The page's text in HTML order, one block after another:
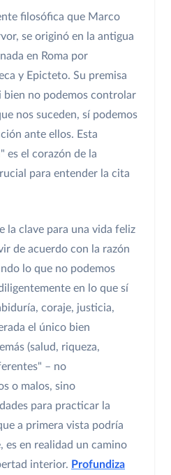
filosófica que Marco
se originó en la antigua
en Roma por
y Epicteto. Su premisa
bien no podemos controlar
nos suceden, sí podemos
ante ellos. Esta
es el corazón de la
para entender la cita
la clave para una vida feliz
de acuerdo con la razón
lo que no podemos
en lo que sí
coraje, justicia,
el único bien
(salud, riqueza,
– no
o malos, sino
para practicar la
a primera vista podría
es en realidad un camino
interior. Profundiza